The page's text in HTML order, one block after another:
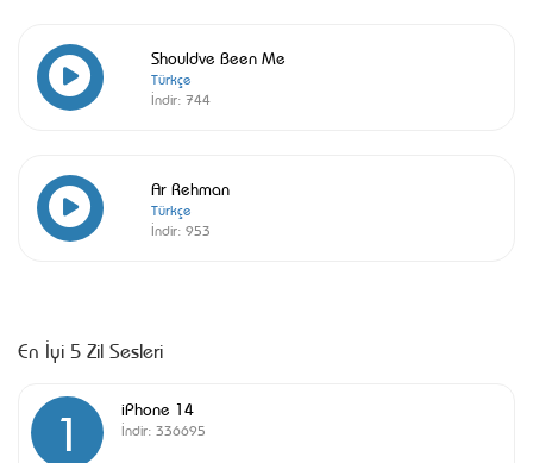
Shouldve Been Me
Türkçe
İndir: 744
Ar Rehman
Türkçe
İndir: 953
En İyi 5 Zil Sesleri
1 iPhone 14
İndir: 336695